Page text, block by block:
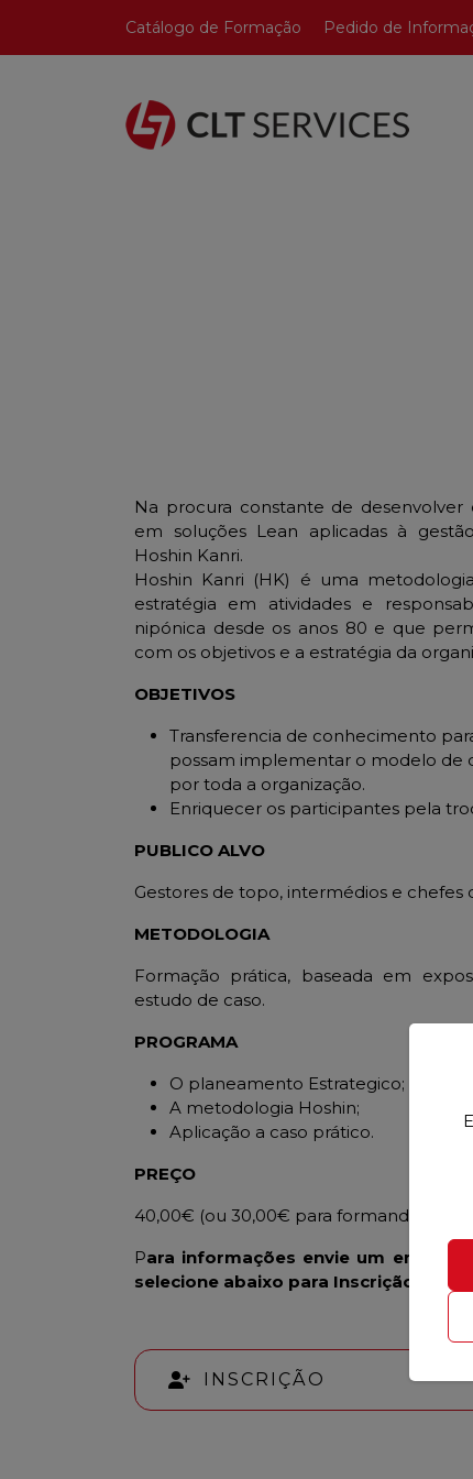
Catálogo de Formação Pedido de
Na procura constante de
em soluções Lean aplicadas à
Hoshin Kanri.
Hoshin Kanri (HK) é uma
estratégia em atividades e
nipónica desde os anos 80 e que
com os objetivos e a estratégia da
OBJETIVOS
Transferencia de conhecimento
possam implementar o modelo de
por toda a organização.
Enriquecer os participantes pela
PUBLICO ALVO
Gestores de topo, intermédios e chefes
METODOLOGIA
Formação prática, baseada em
estudo de caso.
PROGRAMA
O planeamento Estrategico;
A metodologia Hoshin;
Aplicação a caso prático.
PREÇO
40,00€ (ou 30,00€ para formandos e ex-
Para informações envie um email
selecione abaixo para Inscrição:
INSCRIÇÃO